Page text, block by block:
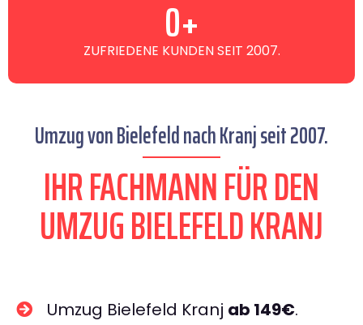
ZUFRIEDENE KUNDEN SEIT 2007.
0+
Umzug von Bielefeld nach Kranj seit 2007.
IHR FACHMANN FÜR DEN
UMZUG BIELEFELD KRANJ
Umzug Bielefeld Kranj ab 149€.